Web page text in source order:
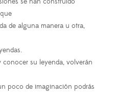
de alguna manera u otra,
su leyenda, volverán
poco de imaginación podrás